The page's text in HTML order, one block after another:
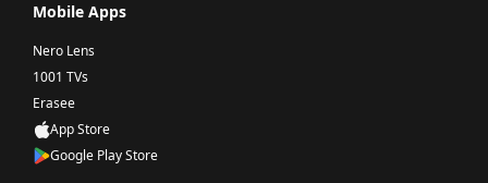
Mobile Apps
Nero Lens
1001 TVs
Erasee
App Store
Google Play Store